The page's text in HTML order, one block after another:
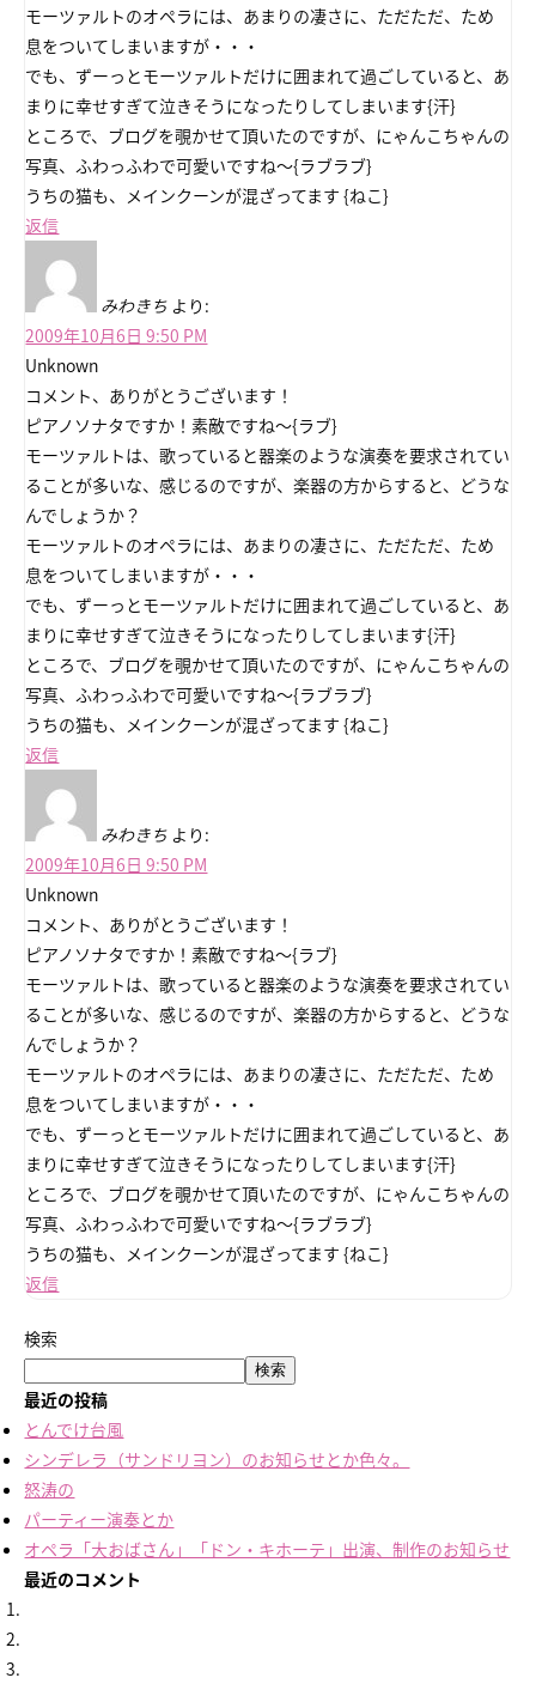
モーツァルトのオペラには、あまりの凄さに、ただただ、ため
息をついてしまいますが・・・
でも、ずーっとモーツァルトだけに囲まれて過ごしていると、あ
まりに幸せすぎて泣きそうになったりしてしまいます{汗}
ところで、ブログを覗かせて頂いたのですが、にゃんこちゃんの
写真、ふわっふわで可愛いですね～{ラブラブ}
うちの猫も、メインクーンが混ざってます {ねこ}
返信
みわきち より:
2009年10月6日 9:50 PM
Unknown
コメント、ありがとうございます！
ピアノソナタですか！素敵ですね～{ラブ}
モーツァルトは、歌っていると器楽のような演奏を要求されてい
ることが多いな、感じるのですが、楽器の方からすると、どうな
んでしょうか？
モーツァルトのオペラには、あまりの凄さに、ただただ、ため
息をついてしまいますが・・・
でも、ずーっとモーツァルトだけに囲まれて過ごしていると、あ
まりに幸せすぎて泣きそうになったりしてしまいます{汗}
ところで、ブログを覗かせて頂いたのですが、にゃんこちゃんの
写真、ふわっふわで可愛いですね～{ラブラブ}
うちの猫も、メインクーンが混ざってます {ねこ}
返信
みわきち より:
2009年10月6日 9:50 PM
Unknown
コメント、ありがとうございます！
ピアノソナタですか！素敵ですね～{ラブ}
モーツァルトは、歌っていると器楽のような演奏を要求されてい
ることが多いな、感じるのですが、楽器の方からすると、どうな
んでしょうか？
モーツァルトのオペラには、あまりの凄さに、ただただ、ため
息をついてしまいますが・・・
でも、ずーっとモーツァルトだけに囲まれて過ごしていると、あ
まりに幸せすぎて泣きそうになったりしてしまいます{汗}
ところで、ブログを覗かせて頂いたのですが、にゃんこちゃんの
写真、ふわっふわで可愛いですね～{ラブラブ}
うちの猫も、メインクーンが混ざってます {ねこ}
返信
検索
検索
最近の投稿
とんでけ台風
シンデレラ（サンドリヨン）のお知らせとか色々。
怒涛の
パーティー演奏とか
オペラ「大おばさん」「ドン・キホーテ」出演、制作のお知らせ
最近のコメント